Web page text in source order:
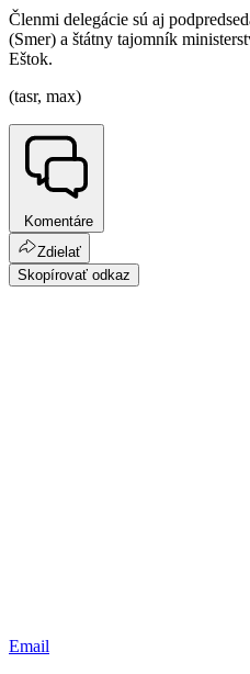
Členmi delegácie sú aj
(Smer) a štátny tajomník
Eštok.
(tasr, max)
Komentáre
Zdielať
Skopírovať odkaz
Email